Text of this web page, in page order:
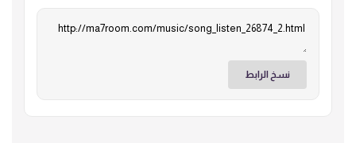
نسخ الرابط